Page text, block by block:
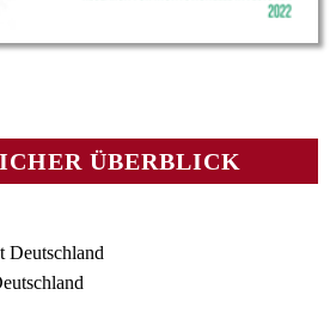
ÜBERBLICK
Deutschland